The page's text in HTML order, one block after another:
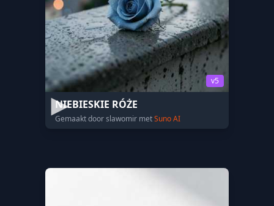
v5
NIEBIESKIE RÓŻE
Gemaakt door slawomir metSuno AI